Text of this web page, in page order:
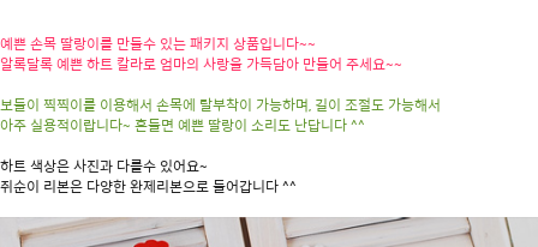
예쁜 손목 딸랑이를 만들수 있는 패키지 상품입니다~~
알록달록 예쁜 하트 칼라로 엄마의 사랑을 가득담아 만들어 주세요~~
보들이 찍찍이를 이용해서 손목에 탈부착이 가능하며, 길이 조절도 가능해서
아주 실용적이랍니다~ 흔들면 예쁜 딸랑이 소리도 난답니다 ^^
하트 색상은 사진과 다를수 있어요~
쥐순이 리본은 다양한 완제리본으로 들어갑니다 ^^